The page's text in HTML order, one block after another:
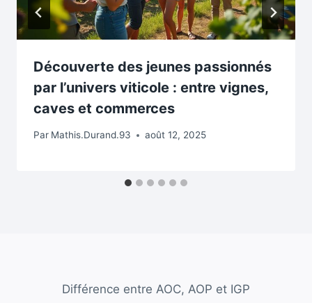
Découverte des jeunes passionnés
par l’univers viticole : entre vignes,
caves et commerces
Par Mathis.Durand.93 août 12, 2025
Différence entre AOC, AOP et IGP